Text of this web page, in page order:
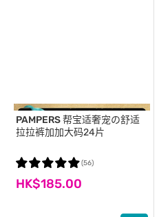
PAMPERS帮宝适奢宠の舒适
拉拉裤加加大码24片
HK$185.00
(56)